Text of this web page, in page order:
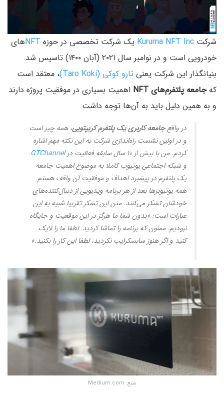
شرکت Kuruma NFT Inc یک شرکت تخصصی در حوزه NFTهای
خودرویی است و در نوامبر سال ۲۰۲۱ (آبان ۱۴۰۰) تاسیس شد.
بنیانگذار این شرکت یعنی تارو کوکی (Taro Koki)
، معتقد است
کهجامعه پلتفرم‌های NFT
اهمیت بسیاری در موفقیت پروژه دارند
و به همین دلیل باید به آن‌ها توجه داشت.
در واقعجامعه کاربری یک پلتفرمکریپتویی، همه چیز است
و در اولین نشست راه‌اندازی شرکت به این نکته مهم اشاره
کردم. من با بیش از ۱۰ سال سابقه فعالیت در
GTChannel
و شبکه اجتماعی یوتیوب کاملا به موضوع اهمیت جامعه
یک پلتفرم در پیشبرد اهداف و موفقیت آن واقف هستم.
همه یوتیوبرها بعد از هر برنامه ویدیویی از دنبال‌کننده‌های
خودشان تشکر می‌کنند. متن این تشکر تقریبا شبیه به این
عبارات است: «بدون شما ما هرگز در این موقعیت و جایگاه
نبودیم. ممنون که برنامه را تماشا کردید. لطفا ما را لایک
کنید و اگر هنوز سابسکرایب نکردید، لطفا این کار را بکنید.»
منبع: Medium.com